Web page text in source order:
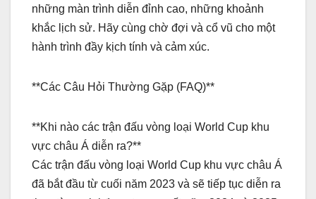
những màn trình diễn đỉnh cao, những khoảnh
khắc lịch sử. Hãy cùng chờ đợi và cổ vũ cho một
hành trình đầy kịch tính và cảm xúc.
**Các Câu Hỏi Thường Gặp (FAQ)**
**Khi nào các trận đấu vòng loại World Cup khu
vực châu Á diễn ra?**
Các trận đấu vòng loại World Cup khu vực châu Á
đã bắt đầu từ cuối năm 2023 và sẽ tiếp tục diễn ra